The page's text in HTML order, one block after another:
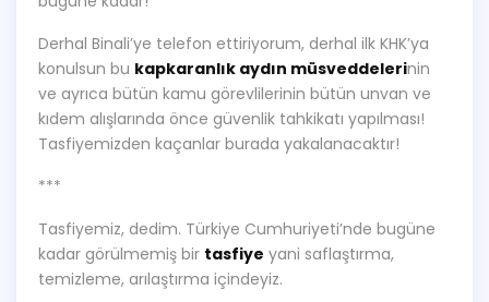
Derhal Binali’ye telefon ettiriyorum, derhal ilk KHK’ya
konulsun bu kapkaranlık aydın müsveddelerinin
ve ayrıca bütün kamu görevlilerinin bütün unvan ve
kıdem alışlarında önce güvenlik tahkikatı yapılması!
Tasfiyemizden kaçanlar burada yakalanacaktır!
***
Tasfiyemiz, dedim. Türkiye Cumhuriyeti’nde bugüne
kadar görülmemiş bir tasfiye yani saflaştırma,
temizleme, arılaştırma içindeyiz.